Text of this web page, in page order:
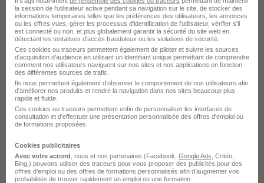
Opérateur de Production H/F
Toma Intérim
Thionville - 57 Intérim
1 900 - 2 500 € / mois
6 mois
Voir l’offre
la session de l'utilisateur active pendant sa navigation sur le site, de stocker des
informations temporaires telles que les préférences des utilisateurs, les annonces
ou les offres vues, gérer les processus d'identification de l'utilisateur, vérifier s'il
est connecté ou non, et plus globalement garantir la sécurité du site web en
détectant les tentatives d'accès frauduleux ou les violations de sécurité.
Ces cookies ou traceurs permettent également de piloter et suivre les sources
d'acquisition d'audience en utilisant un identifiant unique permettant de comprendre
comment nos utilisateurs naviguent sur nos sites et nos applications en fonction
des différentes sources de trafic.
Ils nous permettent également d’observer le comportement de nos utilisateurs afin
d'améliorer nos produits et rendre la navigation dans nos sites beaucoup plus
rapide et fluide.
Ces cookies ou traceurs permettent enfin de personnaliser les interfaces de
consultation et d'effectuer une présentation personnalisée des offres d'emploi ou
de formations proposées.
Cookies publicitaires
Avec votre accord , nous et nos partenaires (Facebook, Google Ads , Critéo,
Bing,) pouvons utiliser des traceurs pour vous proposer des publicités pour des
offres d’emploi ou des offres de formations personnalisés afin d’augmenter vos
probabilités de trouver rapidement un emploi ou une formation.